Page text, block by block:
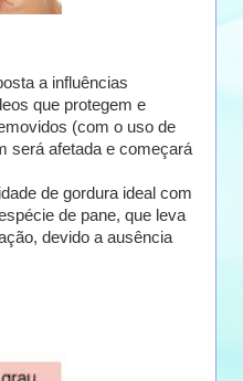
a influências
que protegem e
(com o uso de
será afetada e começará
de gordura ideal com
de pane, que leva
devido a ausência